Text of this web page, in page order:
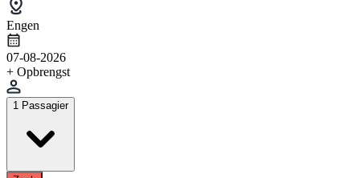
Engen
07-08-2026
+ Opbrengst
1 Passagier